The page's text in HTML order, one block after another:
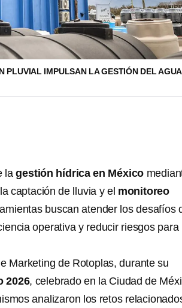
PLUVIAL IMPULSAN LA GESTIÓN DEL
lagestión hídrica en México
captación de lluvia y el monitoreo
buscan atender los desafíos
operativa y reducir riesgos para
Marketing de Rotoplas, durante su
2026, celebrado en la Ciudad de
analizaron los retos